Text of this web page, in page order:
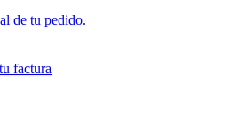
de tu pedido.
factura